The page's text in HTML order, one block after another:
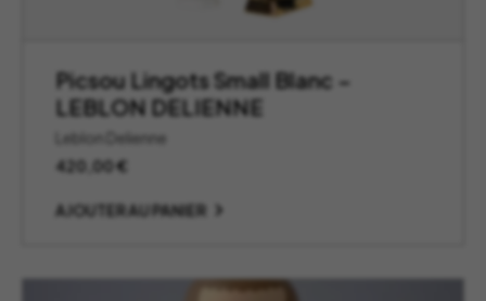
Picsou Lingots Small Blanc –
LEBLON DELIENNE
Leblon Delienne
420,00€
AJOUTER AU PANIER